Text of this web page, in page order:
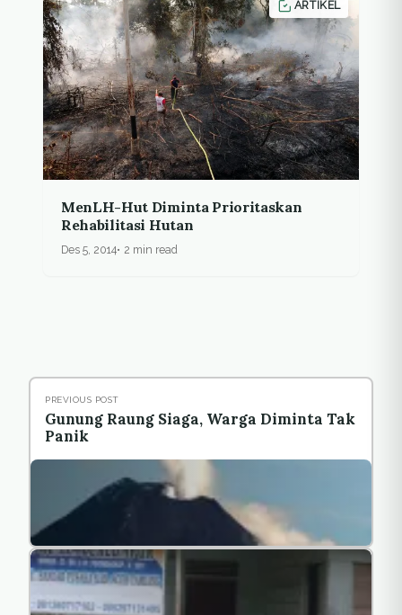
ARTIKEL
MenLH-Hut Diminta Prioritaskan
Rehabilitasi Hutan
Des 5, 2014 2 min read
PREVIOUS POST
Gunung Raung Siaga, Warga Diminta Tak
Panik